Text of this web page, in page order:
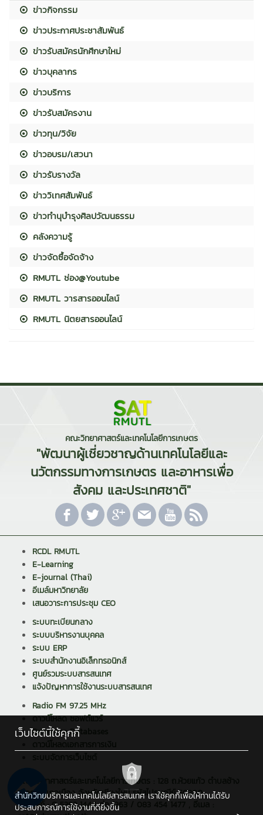
ข่าวกิจกรรม
ข่าวประกาศประชาสัมพันธ์
ข่าวรับสมัครนักศึกษาใหม่
ข่าวบุคลากร
ข่าวบริการ
ข่าวรับสมัครงาน
ข่าวทุน/วิจัย
ข่าวอบรม/เสวนา
ข่าวรับรางวัล
ข่าววิเทศสัมพันธ์
ข่าวทำนุบำรุงศิลปวัฒนธรรม
คลังความรู้
ข่าวจัดซื้อจัดจ้าง
RMUTL ช่อง@Youtube
RMUTL วารสารออนไลน์
RMUTL นิตยสารออนไลน์
คณะวิทยาศาสตร์และเทคโนโลยีการเกษตร
"พัฒนาผู้เชี่ยวชาญด้านเทคโนโลยีและ
นวัตกรรมทางการเกษตร และอาหารเพื่อ
สังคม และประเทศชาติ"
RCDL RMUTL
E-Learning
E-journal (Thai)
อีเมล์มหาวิทยาลัย
เสนอวาระการประชุม CEO
ระบบทะเบียนกลาง
ระบบบริหารงานบุคคล
ระบบ ERP
ระบบสำนักงานอิเล็กทรอนิกส์
ศูนย์รวมระบบสารสนเทศ
แจ้งปัญหาการใช้งานระบบสารสนเทศ
Radio FM 97.25 MHz
ดาวน์โหลด ซอฟต์แวร์
Reference Databases
คณะวิทยาศาสตร์และเทคโนโลยีการเกษตร : 128 ถ.ห้วยแก้ว ตำบลช้าง
เผือก อำเภอเมือง จังหวัดเชียงใหม่ รหัสไปรษณีย์ 50300
โทรศัพท์ : 0 5392 1444 ต่อ 1363 / 083 454 1477 , อีเมล :
เว็บไซต์นี้ใช้คุกกี้
สำนักวิทยบริการและเทคโนโลยีสารสนเทศ เราใช้คุกกี้เพื่อให้ท่านได้รับ
ประสบการณ์การใช้งานที่ดียิ่งขึ้น